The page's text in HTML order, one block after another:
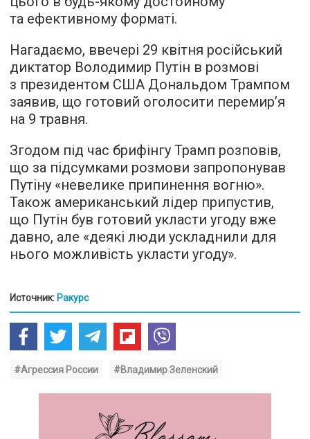
та ефективному форматі.
Нагадаємо, ввечері 29 квітня російський
диктатор Володимир Путін в розмові
з президентом США Дональдом Трампом
заявив, що готовий оголосити перемирʼя
на 9 травня.
Згодом під час брифінгу Трамп розповів,
що за підсумками розмови запропонував
Путіну «невелике припинення вогню».
Також американський лідер припустив,
що Путін був готовий укласти угоду вже
давно, але «деякі люди ускладнили для
нього можливість укласти угоду».
Источник: Ракурс
#Агрессия России #Владимир Зеленский